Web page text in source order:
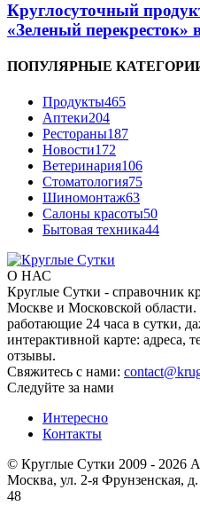
Круглосуточный
«Зеленый перекресток»
ПОПУЛЯРНЫЕ
Продукты465
Аптеки204
Рестораны187
Новости172
Ветеринария106
Стоматология75
Шиномонтаж63
Салоны красоты50
Бытовая техника44
О НАС
Круглые Сутки - справочник
Москве и Московской
работающие 24 часа в сутки,
интерактивной карте: адреса,
отзывы.
Свяжитесь с нами:
Следуйте за нами
Интересно
Контакты
© Круглые Сутки 2009 - 2026
Москва, ул. 2-я Фрунзенская,
48